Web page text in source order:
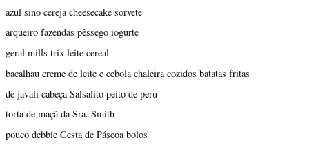
azul sino cereja cheesecake sorvete
arqueiro fazendas pêssego iogurte
geral mills trix leite cereal
bacalhau creme de leite e cebola chaleira cozidos batatas fritas
de javali cabeça Salsalito peito de peru
torta de maçã da Sra. Smith
pouco debbie Cesta de Páscoa bolos